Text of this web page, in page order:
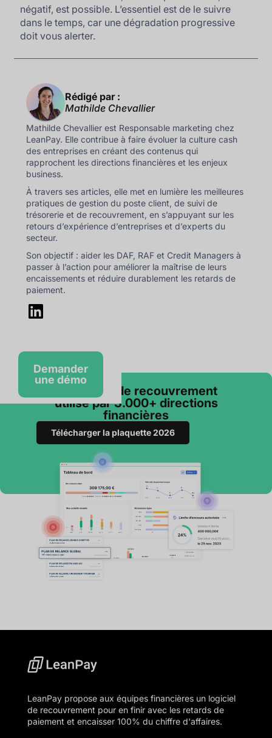
négatif, est possible. L’essentiel est de le suivre
dans le temps, car une dégradation progressive
doit vous alerter.
Rédigé par :
Mathilde Chevallier
Mathilde Chevallier est Responsable marketing chez
LeanPay. Elle contribue à faire évoluer la culture cash
des entreprises en créant des contenus qui
rapprochent les directions financières et les enjeux
business.
À travers ses articles, elle met en lumière les meilleures
pratiques de gestion du poste client, de suivi de
trésorerie et de recouvrement, en s’appuyant sur les
retours d’expérience d’entreprises et d’experts du
secteur.
Son objectif : aider les DAF, RAF et Credit Managers à
passer à l’action pour améliorer la maîtrise de leurs
encaissements et réduire durablement les retards de
paiement.
Demander
une démo
Le logiciel de recouvrement
utilisé par 3.000+ directions
financières
Télécharger la plaquette 2026
LeanPay propose aux équipes financières un logiciel
de recouvrement pour en finir avec les retards de
paiement et encaisser 100% du chiffre d'affaires.